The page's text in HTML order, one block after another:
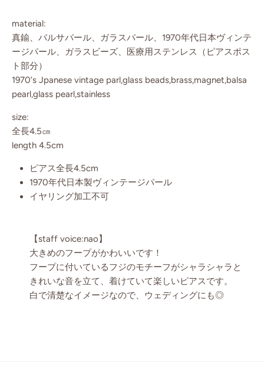
material:
真鍮、バルサパール、ガラスパール、1970年代日本ヴィンテ
ージパール、ガラスビーズ、医療用ステンレス（ピアスポス
ト部分）
1970’s Jpanese vintage parl,glass beads,brass,magnet,balsa
pearl,glass pearl,stainless
size:
全長4.5㎝
length 4.5cm
ピアス全長4.5cm
1970年代日本製ヴィンテージパール
イヤリング加工不可
【staff voice:nao】
大きめのフープがかわいいです！
フープに付いているフジのモチーフがシャラシャラと
きれいな音を立て、着けていて楽しいピアスです。
白で清楚なイメージなので、ウェディングにも◎